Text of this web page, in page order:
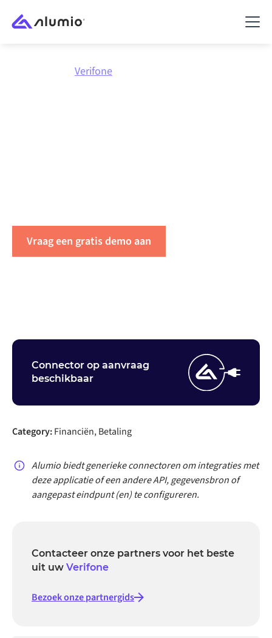
Verifone
Vraag een gratis demo aan
Connector op aanvraag
beschikbaar
Category:Financiën, Betaling
Alumio biedt generieke connectoren om integraties met
deze applicatie of een andere API, gegevensbron of
aangepast eindpunt (en) te configureren.
Contacteer onze partners voor het beste
uit uw Verifone
Bezoek onze partnergids